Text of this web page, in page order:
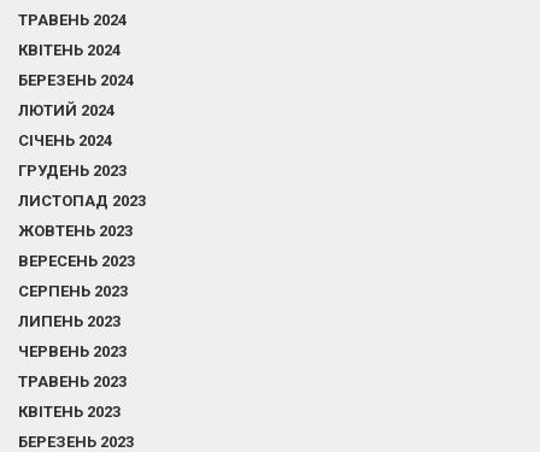
ТРАВЕНЬ 2024
КВІТЕНЬ 2024
БЕРЕЗЕНЬ 2024
ЛЮТИЙ 2024
СІЧЕНЬ 2024
ГРУДЕНЬ 2023
ЛИСТОПАД 2023
ЖОВТЕНЬ 2023
ВЕРЕСЕНЬ 2023
СЕРПЕНЬ 2023
ЛИПЕНЬ 2023
ЧЕРВЕНЬ 2023
ТРАВЕНЬ 2023
КВІТЕНЬ 2023
БЕРЕЗЕНЬ 2023